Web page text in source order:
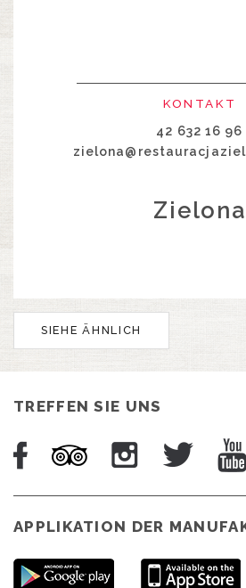
KONTAKT
42 632 16 96
Zielona
SIEHE ÄHNLICH
TREFFEN SIE UNS
APPLIKATION DER